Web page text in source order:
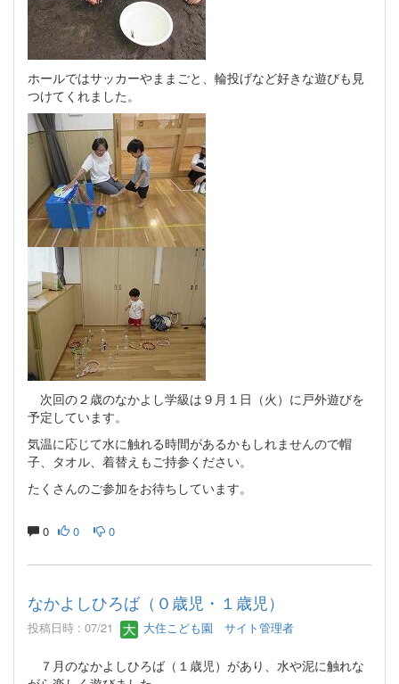
ホールではサッカーやままごと、輪投げなど好きな遊びも見
つけてくれました。
次回の２歳のなかよし学級は９月１日（火）に戸外遊びを
予定しています。
気温に応じて水に触れる時間があるかもしれませんので帽
子、タオル、着替えもご持参ください。
たくさんのご参加をお待ちしています。
0 0 0
なかよしひろば（０歳児・１歳児）
投稿日時 : 07/21 大住こども園 サイト管理者
７月のなかよしひろば（１歳児）があり、水や泥に触れな